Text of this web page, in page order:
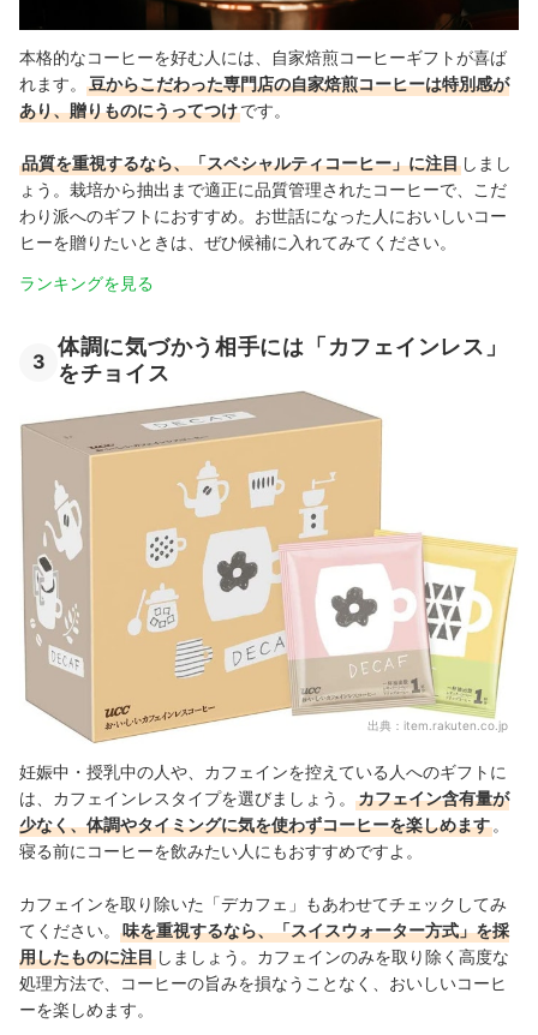
本格的なコーヒーを好む人には、自家焙煎コーヒーギフトが喜ば
れます。
豆からこだわった専門店の自家焙煎コーヒーは特別感が
あり、贈りものにうってつけです。
品質を重視するなら、「スペシャルティコーヒー」に注目 しまし
ょう。栽培から抽出まで適正に品質管理されたコーヒーで、こだ
わり派へのギフトにおすすめ。お世話になった人においしいコー
ヒーを贈りたいときは、ぜひ候補に入れてみてください。
ランキングを見る
3
体調に気づかう相手には「カフェインレス」
をチョイス
出典： item.rakuten.co.jp
妊娠中・授乳中の人や、カフェインを控えている人へのギフトに
は、カフェインレスタイプを選びましょう。
カフェイン含有量が
少なく、体調やタイミングに気を使わずコーヒーを楽しめます 。
寝る前にコーヒーを飲みたい人にもおすすめですよ。
カフェインを取り除いた「デカフェ」もあわせてチェックしてみ
てください。
味を重視するなら、「スイスウォーター方式」を採
用したものに注目 しましょう。カフェインのみを取り除く高度な
処理方法で、コーヒーの旨みを損なうことなく、おいしいコーヒ
ーを楽しめます。